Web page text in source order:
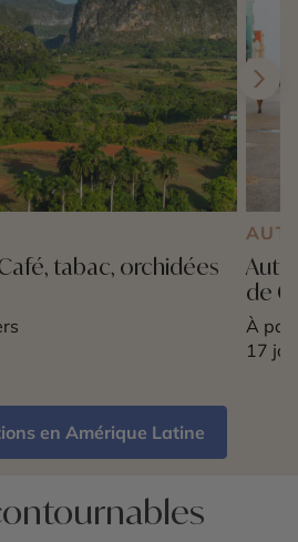
tabac, orchidées
de
À
17
en Amérique Latine